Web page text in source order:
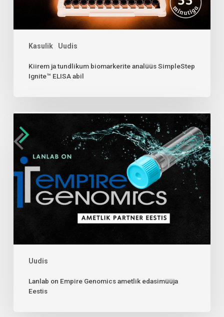
Kasulik Uudis
Kiirem ja tundlikum biomarkerite analüüs SimpleStep
Ignite™ ELISA abil
Uudis
Lanlab on Empire Genomics ametlik edasimüüja
Eestis